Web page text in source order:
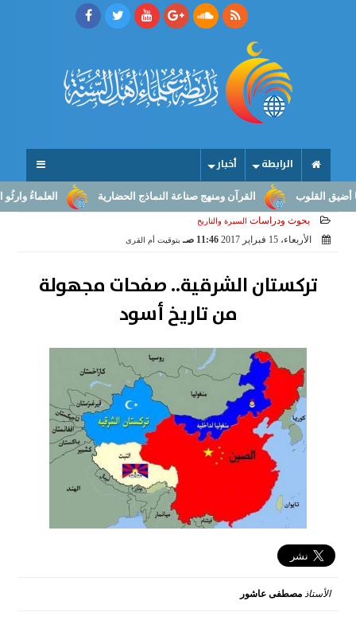
الرابطة أخبار
العلماءُ وارثُو النبوّة: من القرآن ومنهج صناعة النماذج الحضارية
بحوث ودراسات السيرة والتاريخ
الأربعاء، 15 فبراير 2017 11:46 صـ بتوقيت أم القرى
تركستان الشرقية.. صفحات مجهولة
من تاريخ أسود
الأستاذمصطفى عاشور